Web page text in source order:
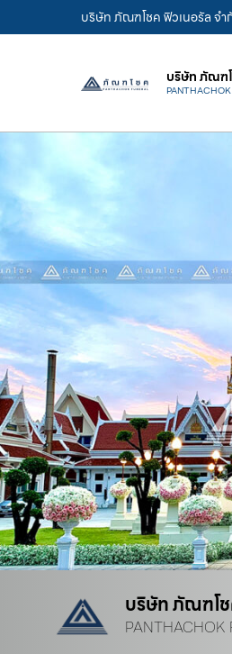
บริษัท ภัณฑโชค ฟิวเนอรัล จำ
บริษัท ภัณฑ
PANTHACHOK
บริษัท ภัณฑโ
PANTHACHOK